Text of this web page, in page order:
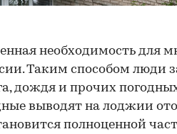
необходимость для
Таким способом люди
дождя и прочих
выводят на лоджии
полноценной